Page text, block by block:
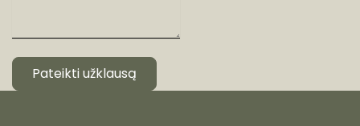
Pateikti užklausą